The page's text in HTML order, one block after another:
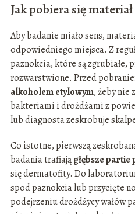
Jak pobiera się
Aby badanie miało sens,
odpowiedniego miejsca. Z
paznokcia, które są zgrubiałe,
rozwarstwione. Przed
alkoholem etylowym, żeby nie
bakteriami i drożdżami z
lub diagnosta zeskrobuje
Co istotne, pierwszą
badania trafiajągłębsze partie
się dermatofity. Do
spod paznokcia lub przycięte
podejrzeniu drożdżycy wałów